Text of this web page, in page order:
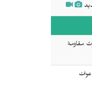
مقاومة